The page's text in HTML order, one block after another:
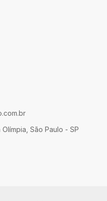
São Paulo - SP